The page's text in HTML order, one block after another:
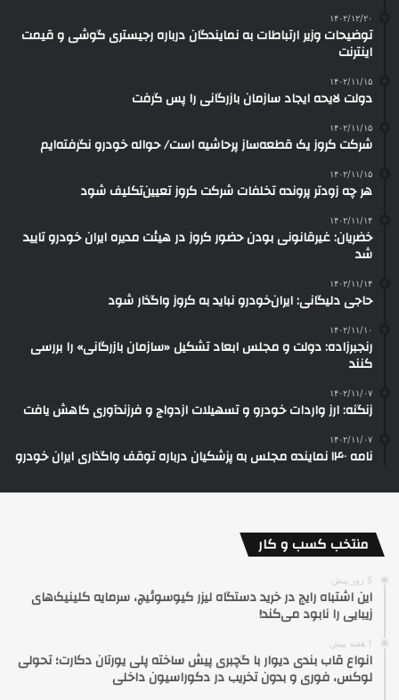
۱۴۰۲/۱۲/۲۰
توضیحات وزیر ارتباطات به نمایندگان درباره رجیستری گوشی و قیمت
اینترنت
۱۴۰۲/۱۱/۱۵
دولت لایحه ایجاد سازمان بازرگانی را پس گرفت
۱۴۰۲/۱۱/۱۵
شرکت کروز یک قطعه‌ساز پرحاشیه است/ حواله خودرو نگرفته‌ایم
۱۴۰۲/۱۱/۱۵
هر چه زودتر پرونده تخلفات شرکت کروز تعیین‌تکلیف شود
۱۴۰۲/۱۱/۱۴
خضریان: غیرقانونی بودن حضور کروز در هیئت مدیره ایران‌ خودرو تایید
شد
۱۴۰۲/۱۱/۱۴
حاجی دلیگانی: ایران‌خودرو نباید به کروز واگذار شود
۱۴۰۲/۱۱/۱۰
رنجبرزاده: دولت و مجلس ابعاد تشکیل «سازمان بازرگانی» را بررسی
کنند
۱۴۰۲/۱۱/۰۷
زنگنه: ارز واردات خودرو و تسهیلات ازدواج و فرزندآوری کاهش یافت
۱۴۰۲/۱۱/۰۷
نامه ۱۴۰ نماینده مجلس به پزشکیان درباره توقف واگذاری ایران خودرو
منتخب کسب و کار
5 روز پیش
این اشتباه رایج در خرید دستگاه لیزر کیوسوئیچ، سرمایه کلینیک‌های
زیبایی را نابود می‌کند!
1 هفته پیش
انواع قاب بندی دیوار با گچبری پیش ساخته پلی یورتان دکارت؛ تحولی
لوکس، فوری و بدون تخریب در دکوراسیون داخلی